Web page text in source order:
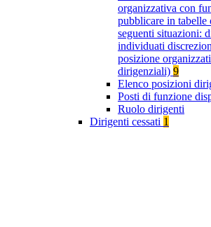
organizzativa con
pubblicare in tabelle
seguenti situazioni:
individuati
posizione
dirigenziali) 9
Elenco posizioni
Posti di funzione
Ruolo dirigenti
Dirigenti cessati 1